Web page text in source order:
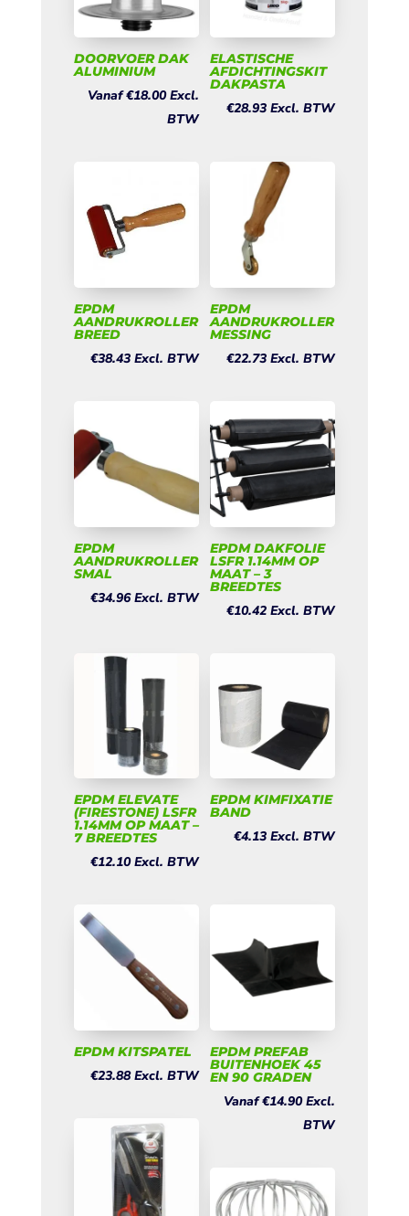
DOORVOER DAK
ALUMINIUM
Vanaf€18.00 Excl.
BTW
ELASTISCHE
AFDICHTINGSKIT
DAKPASTA
€28.93 Excl. BTW
EPDM
AANDRUKROLLER
BREED
€38.43 Excl. BTW
EPDM
AANDRUKROLLER
MESSING
€22.73 Excl. BTW
EPDM
AANDRUKROLLER
SMAL
€34.96 Excl. BTW
EPDM DAKFOLIE
LSFR 1.14MM OP
MAAT – 3
BREEDTES
€10.42 Excl. BTW
EPDM ELEVATE
(FIRESTONE) LSFR
1.14MM OP MAAT –
7 BREEDTES
€12.10 Excl. BTW
EPDM KIMFIXATIE
BAND
€4.13 Excl. BTW
EPDM KITSPATEL
€23.88 Excl. BTW
EPDM PREFAB
BUITENHOEK 45
EN 90 GRADEN
Vanaf€14.90 Excl.
BTW